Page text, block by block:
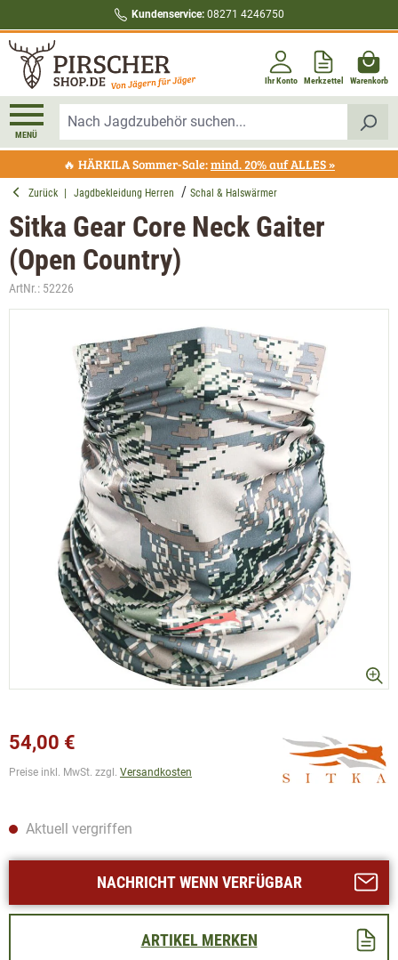
Kundenservice: 08271 4246750
Ihr Konto Merkzettel Warenkorb
MENÜ
🔥 HÄRKILA Sommer-Sale:mind. 20% auf ALLES »
Zurück Jagdbekleidung Herren Schal & Halswärmer
Sitka Gear Core Neck Gaiter
(Open Country)
ArtNr.: 52226
54,00 €
Preise inkl. MwSt. zzgl. Versandkosten
Aktuell vergriffen
NACHRICHT WENN VERFÜGBAR
ARTIKEL MERKEN